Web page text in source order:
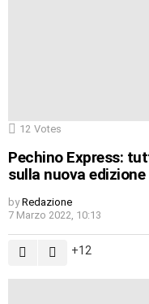
12 Votes
Pechino Express:
sulla nuova edizione
by Redazione
7 Marzo 2022, 10:13
12